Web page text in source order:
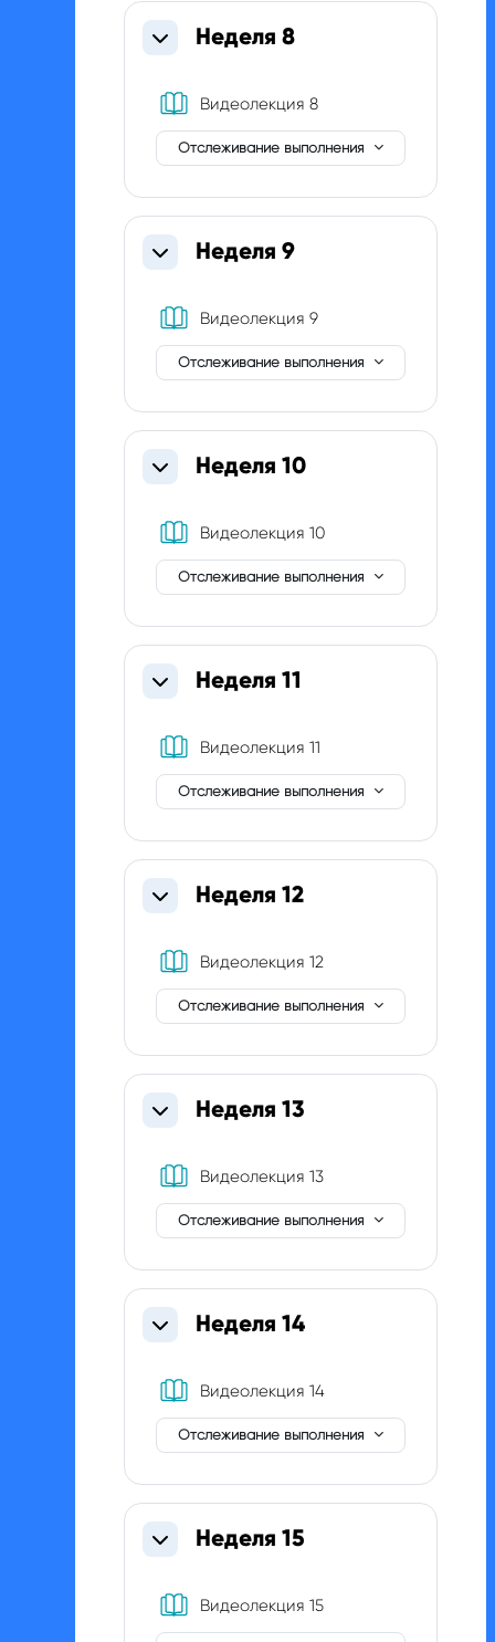
СвернутьНеделя 8
Видеолекция 8Книга
Отслеживание выполнения
СвернутьНеделя 9
Видеолекция 9Книга
Отслеживание выполнения
СвернутьНеделя 10
Видеолекция 10Книга
Отслеживание выполнения
СвернутьНеделя 11
Видеолекция 11
Отслеживание выполнения
СвернутьНеделя 12
Видеолекция 12
Отслеживание выполнения
СвернутьНеделя 13
Видеолекция 13Книга
Отслеживание выполнения
СвернутьНеделя 14
Видеолекция 14Книга
Отслеживание выполнения
СвернутьНеделя 15
Видеолекция 15Книга